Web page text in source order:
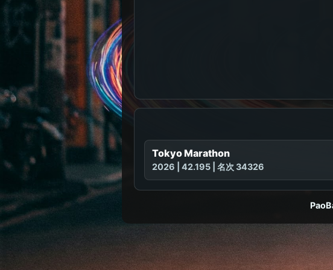
Tokyo Marathon
2026 | 42.195 | 名次 34326